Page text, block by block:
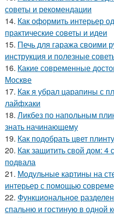
советы и рекомендации
14. Как оформить интерьер
практические советы и идеи
15. Печь для гаража своими
инструкция и полезные
16. Какие современные
Москве
17. Как я убрал царапины с
лайфхаки
18. Ликбез по напольным
знать начинающему
19. Как подобрать цвет
20. Как защитить свой дом: 4
подвала
21. Модульные картины на
интерьер с помощью
22. Функциональное
спальню и гостиную в одной